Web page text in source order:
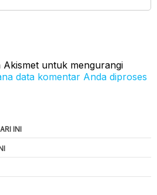
Akismet untuk mengurangi
data komentar Anda diproses
INI